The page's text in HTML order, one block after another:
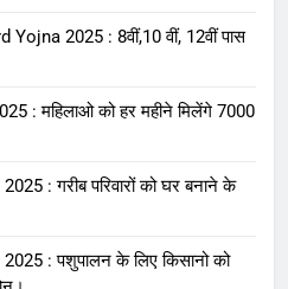
2025 : 8वीं,10 वीं, 12वीं पास
: महिलाओ को हर महीने मिलेंगे 7000
: गरीब परिवारों को घर बनाने के
: पशुपालन के लिए किसानो को